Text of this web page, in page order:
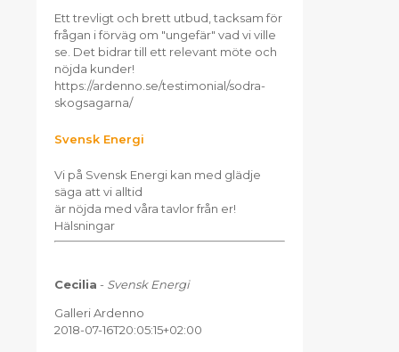
Ett trevligt och brett utbud, tacksam för
frågan i förväg om "ungefär" vad vi ville
se. Det bidrar till ett relevant möte och
nöjda kunder!
https://ardenno.se/testimonial/sodra-
skogsagarna/
Svensk Energi
Vi på Svensk Energi kan med glädje
säga att vi alltid
är nöjda med våra tavlor från er!
Hälsningar
Cecilia - Svensk Energi
Galleri Ardenno
2018-07-16T20:05:15+02:00